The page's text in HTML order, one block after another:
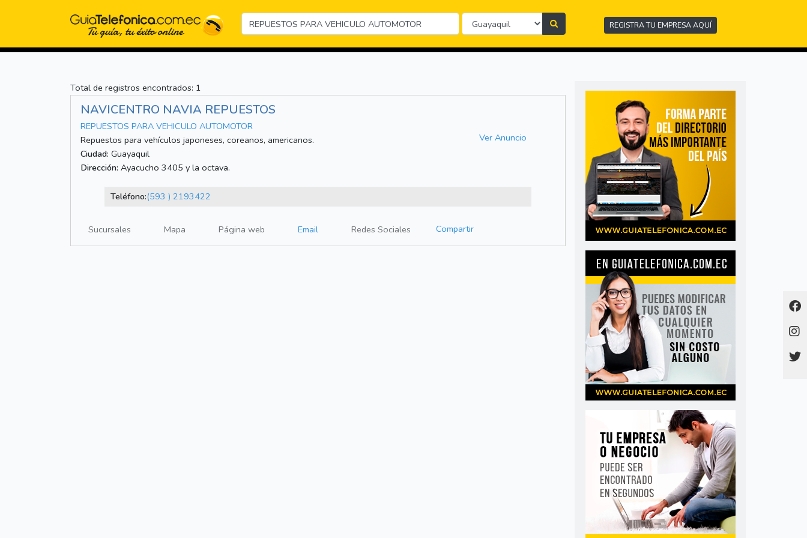
REGISTRA TU EMPRESA AQUÍ
Total de registros encontrados: 1
NAVICENTRO NAVIA REPUESTOS
REPUESTOS PARA VEHICULO AUTOMOTOR
Repuestos para vehículos japoneses, coreanos, americanos.
Ciudad: Guayaquil
Dirección: Ayacucho 3405 y la octava.
Ver Anuncio
Teléfono:(593 ) 2193422
Sucursales Mapa Página web Email Redes Sociales Compartir